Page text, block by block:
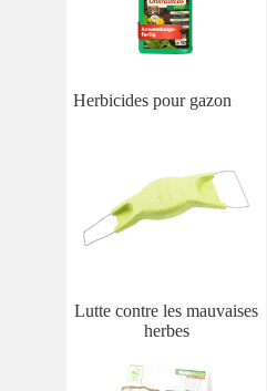
Herbicides pour gazon
Lutte contre les mauvaises
herbes